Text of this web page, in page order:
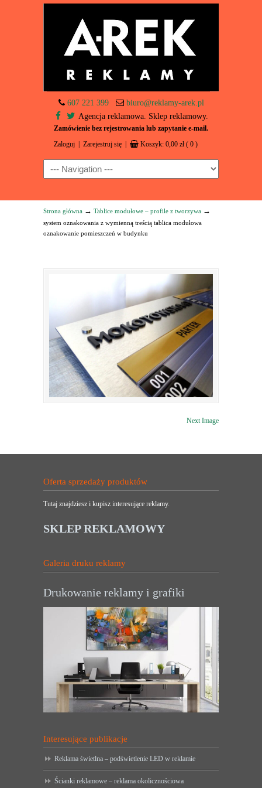
607 221 399
biuro@reklamy-arek.pl
Agencja reklamowa. Sklep reklamowy.
Zamówienie bez rejestrowania lub zapytanie e-mail.
Zaloguj Zarejestruj się Koszyk: 0,00 zł ( 0 )
Navigation
Strona główna → Tablice modułowe – profile z tworzywa →
system oznakowania z wymienną treścią tablica modułowa
oznakowanie pomieszczeń w budynku
Next Image
Oferta sprzedaży produktów
Tutaj znajdziesz i kupisz interesujące reklamy.
SKLEP REKLAMOWY
Galeria druku reklamy
Drukowanie reklamy i grafiki
Interesujące publikacje
Reklama świetlna – podświetlenie LED w reklamie
Ścianki reklamowe – reklama okolicznościowa